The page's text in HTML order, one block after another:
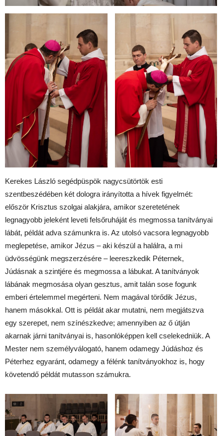
Kerekes László segédpüspök nagycsütörtök esti
szentbeszédében két dologra irányította a hívek figyelmét:
először Krisztus szolgai alakjára, amikor szeretetének
legnagyobb jeleként leveti felsőruháját és megmossa tanítványai
lábát, példát adva számunkra is. Az utolsó vacsora legnagyobb
meglepetése, amikor Jézus – aki készül a halálra, a mi
üdvösségünk megszerzésére – leereszkedik Péternek,
Júdásnak a szintjére és megmossa a lábukat. A tanítványok
lábának megmosása olyan gesztus, amit talán sose fogunk
emberi értelemmel megérteni. Nem magával törődik Jézus,
hanem másokkal. Ott is példát akar mutatni, nem megjátszva
egy szerepet, nem színészkedve; amennyiben az ő útján
akarnak járni tanítványai is, hasonlóképpen kell cselekedniük. A
Mester nem személyválogató, hanem odamegy Júdáshoz és
Péterhez egyaránt, odamegy a félénk tanítványokhoz is, hogy
követendő példát mutasson számukra.